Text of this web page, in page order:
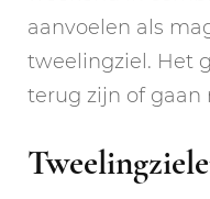
aanvoelen als
tweelingziel. Het
terug zijn of gaan